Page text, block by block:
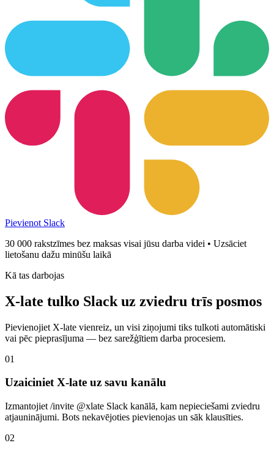
Pievienot Slack
30 000 rakstzīmes bez maksas visai jūsu darba videi • Uzsāciet
lietošanu dažu minūšu laikā
Kā tas darbojas
X-late tulko Slack uz zviedru trīs posmos
Pievienojiet X-late vienreiz, un visi ziņojumi tiks tulkoti automātiski
vai pēc pieprasījuma — bez sarežģītiem darba procesiem.
01
Uzaiciniet X-late uz savu kanālu
Izmantojiet /invite @xlate Slack kanālā, kam nepieciešami zviedru
atjauninājumi. Bots nekavējoties pievienojas un sāk klausīties.
02